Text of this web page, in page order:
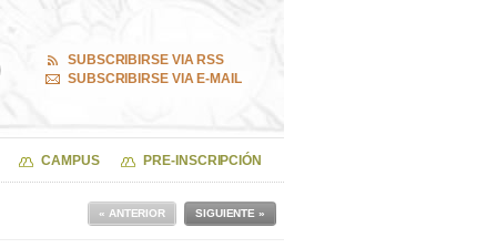
SUBSCRIBIRSE VIA RSS
SUBSCRIBIRSE VIA E-MAIL
CAMPUS PRE-INSCRIPCIÓN
SIGUIENTE »
« ANTERIOR